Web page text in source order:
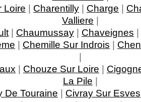
Loire | Charentilly | Charge |
Valliere |
| Chaumussay | Chaveignes |
| Chemille Sur Indrois |
|
| Chouze Sur Loire |
La Pile |
De Touraine | Civray Sur Esves